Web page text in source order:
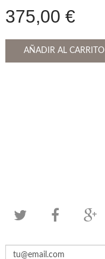
375,00 €
AÑADIR AL CARRITO